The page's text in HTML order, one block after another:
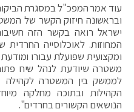
עוד אמר המפכ"ל במסגרת
ובראשונה חיזוק הקשר של
ישראל רואה בקשר הזה
המחוזות. לאוכלוסייה
ומקצועית שפועלת עבורו
משטרה שיודעת לנהל שיח
לממשק בין המשטרה לקהילה
הקהילות ובתוכה מחלקה
הנושאים הקשורים בחרדים".